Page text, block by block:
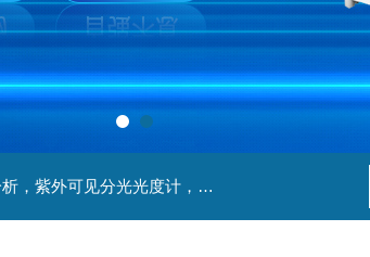
主营产品：实验室检测设备，离心机，食品安全检测设备，水质分析，紫外可见分光光度计，液氮罐，万分之一天平，离心机生物实验室工程，移液器